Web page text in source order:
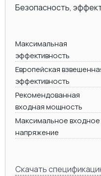
Безопасность,
Максимальная
эффективность
Европейская
эффективность
Рекомендованная
входная мощность
Максимальное входное
напряжение
Скачать